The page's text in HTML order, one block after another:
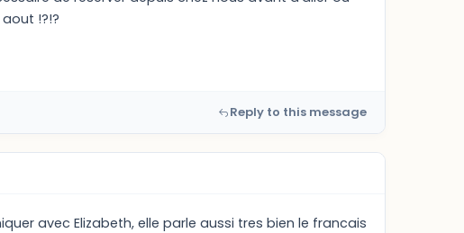
!?!?
Reply to this message
avec Elizabeth, elle parle aussi tres bien le francais